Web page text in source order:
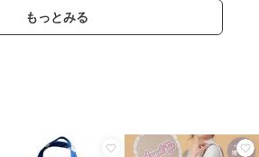
もっとみる